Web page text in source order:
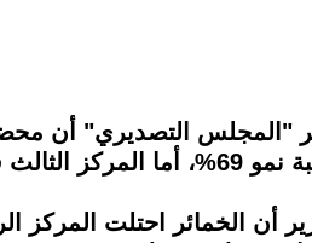
بقيمة زيادة 8 مليون دولار ونسبة نمو 143%.